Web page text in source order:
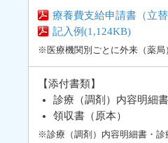
療養費支給申請書（立
記入例(1,124KB)
※医療機関別ごとに外来（薬局
【添付書類】
診療（調剤）内容明細
領収書（原本）
※診療（調剤）内容明細書・診